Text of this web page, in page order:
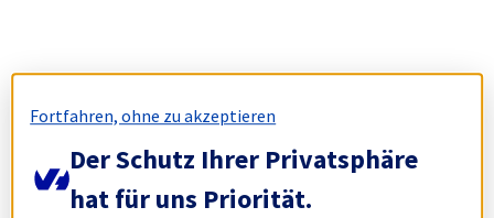
Fortfahren, ohne zu akzeptieren
Der Schutz Ihrer Privatsphäre
hat für uns Priorität.